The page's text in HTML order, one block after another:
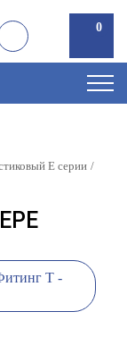
0
E серии
T -